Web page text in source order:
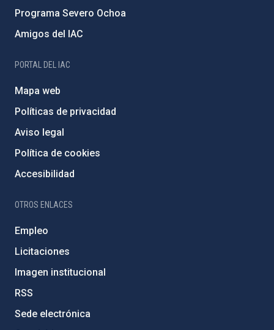
Programa Severo Ochoa
Amigos del IAC
PORTAL DEL IAC
Mapa web
Políticas de privacidad
Aviso legal
Política de cookies
Accesibilidad
OTROS ENLACES
Empleo
Licitaciones
Imagen institucional
RSS
Sede electrónica